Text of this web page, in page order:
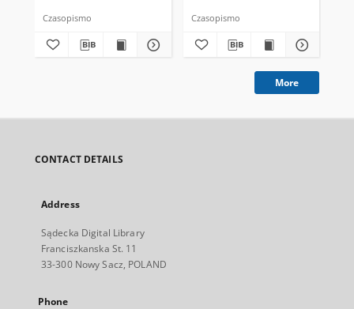
Czasopismo Czasopismo
More
CONTACT DETAILS
Address
Sądecka Digital Library
Franciszkanska St. 11
33-300 Nowy Sacz, POLAND
Phone